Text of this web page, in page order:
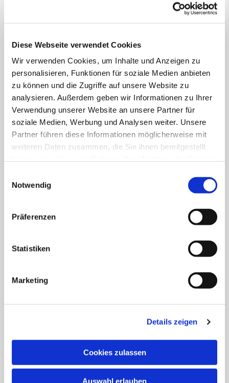
Diese Webseite verwendet Cookies
Wir verwenden Cookies, um Inhalte und Anzeigen zu
personalisieren, Funktionen für soziale Medien anbieten
zu können und die Zugriffe auf unsere Website zu
analysieren. Außerdem geben wir Informationen zu Ihrer
Verwendung unserer Website an unsere Partner für
soziale Medien, Werbung und Analysen weiter. Unsere
Partner führen diese Informationen möglicherweise mit
weiteren Daten zusammen, die Sie ihnen bereitgestellt
Notwendig
Präferenzen
Statistiken
Marketing
Details zeigen
Cookies zulassen
Auswahl erlauben